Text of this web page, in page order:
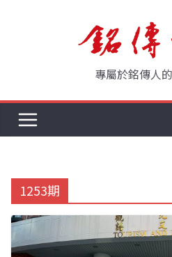
專屬於銘傳人
1253期